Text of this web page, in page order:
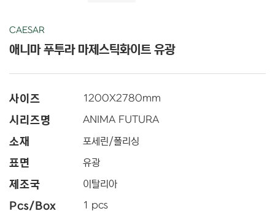
CAESAR
애니마 푸투라 마제스틱화이트 유광
사이즈 1200X2780mm
시리즈명 ANIMA FUTURA
소재 포세린/폴리싱
표면 유광
제조국 이탈리아
Pcs/Box 1 pcs